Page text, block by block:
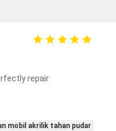
repair
mobil akrilik tahan pudar